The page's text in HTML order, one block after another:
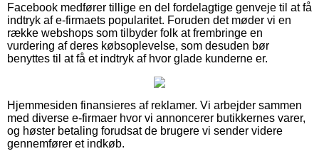
Facebook medfører tillige en del fordelagtige genveje til at få
indtryk af e-firmaets popularitet. Foruden det møder vi en
række webshops som tilbyder folk at frembringe en
vurdering af deres købsoplevelse, som desuden bør
benyttes til at få et indtryk af hvor glade kunderne er.
Hjemmesiden finansieres af reklamer. Vi arbejder sammen
med diverse e-firmaer hvor vi annoncerer butikkernes varer,
og høster betaling forudsat de brugere vi sender videre
gennemfører et indkøb.